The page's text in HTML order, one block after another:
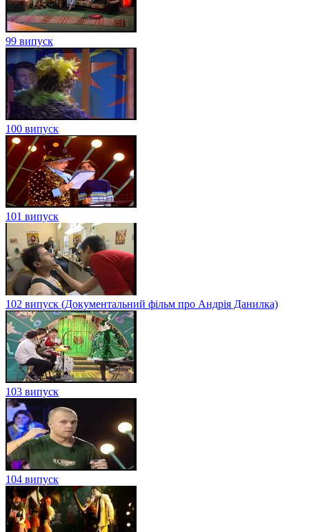
99 випуск
100 випуск
101 випуск
102 випуск (Документальний фільм про Андрія Данилка)
103 випуск
104 випуск